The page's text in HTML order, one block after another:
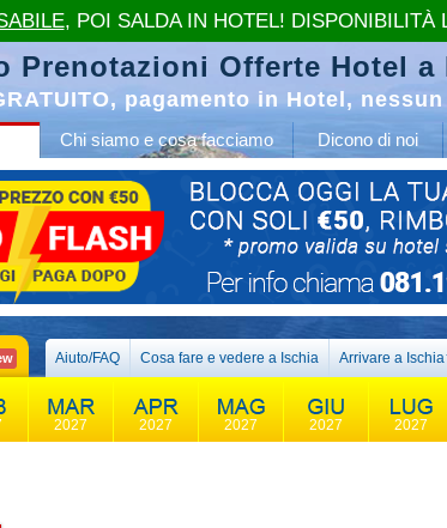
Prenotazioni Offerte Hotel a
pagamento in Hotel,
Chi siamo e cosa facciamo Dicono di noi
Aiuto/FAQ Cosa fare e vedere a Ischia Arrivare a Ischia
2027 2027 2027 2027 2027
, POI SALDA IN HOTEL! DISPONIBILITÀ